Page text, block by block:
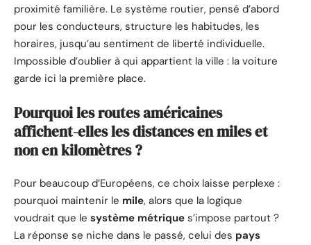
proximité familière. Le système routier, pensé d’abord
pour les conducteurs, structure les habitudes, les
horaires, jusqu’au sentiment de liberté individuelle.
Impossible d’oublier à qui appartient la ville : la voiture
garde ici la première place.
Pourquoi les routes américaines
affichent-elles les distances en miles et
non en kilomètres ?
Pour beaucoup d’Européens, ce choix laisse perplexe :
pourquoi maintenir le mile, alors que la logique
voudrait que le système métrique s’impose partout ?
La réponse se niche dans le passé, celui des pays